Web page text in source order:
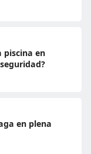
piscina en
en plena